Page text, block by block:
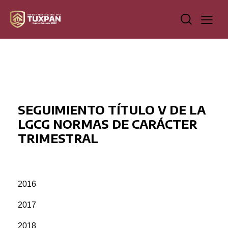
SEGUIMIENTO TÍTULO V DE LA
LGCG NORMAS DE CARÁCTER
TRIMESTRAL
2016
2017
2018